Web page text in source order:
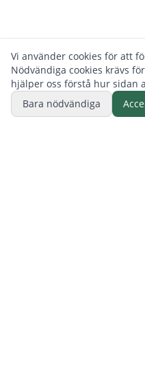
Vi använder cookies för att
Nödvändiga cookies krävs
hjälper oss förstå hur sidan
Bara nödvändiga